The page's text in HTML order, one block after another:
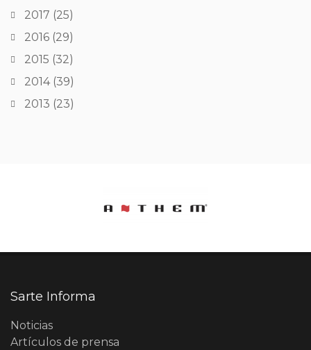
2017 (25)
2016 (29)
2015 (32)
2014(39)
2013 (23)
Sarte Informa
Noticias
Artículos de prensa